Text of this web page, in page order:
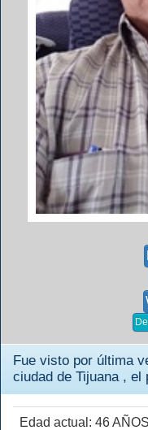
Fue visto por última
ciudad de Tijuana , el
Edad actual: 46 AÑOS